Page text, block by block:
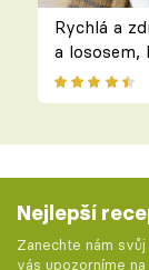
Rychlá a
a lososem,
Nejlepší
Zanechte nám
vás upozorníme